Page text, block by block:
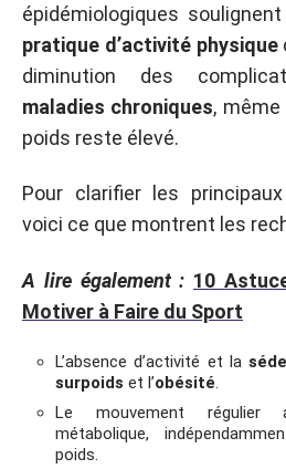
épidémiologiques
pratique d’activité physique
diminution des
maladies chroniques,
poids reste élevé.
Pour clarifier les
voici ce que montrent les
A lire également : 10
Motiver à Faire du Sport
L’absence d’activité et la
surpoids et l’obésité.
Le mouvement régulier
métabolique,
poids.